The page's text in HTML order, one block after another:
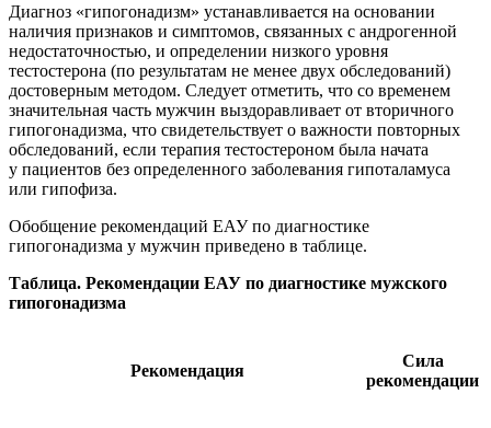
Диагноз «гипогонадизм» устанавливается на основании
наличия признаков и симптомов, связанных с андрогенной
недостаточностью, и определении низкого уровня
тестостерона (по результатам не менее двух обследований)
достоверным методом. Следует отметить, что со временем
значительная часть мужчин выздо­равливает от вторичного
гипогонадизма, что свидетельствует о важности повторных
обследований, если терапия тестостероном была начата
у пациентов без определенного заболевания гипоталамуса
или гипофиза.
Обобщение рекомендаций ЕАУ по диагностике
гипогонадизма у мужчин приведено в таблице.
Таблица. Рекомендации ЕАУ по диагностике мужского
гипогонадизма
Рекомендация
Сила
рекомендации